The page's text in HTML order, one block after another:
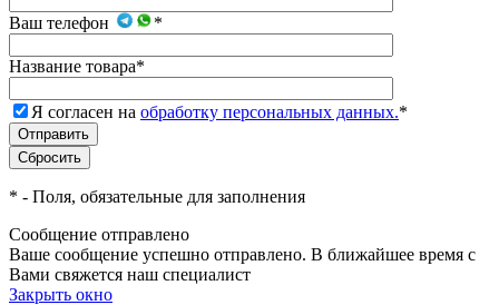
Ваш телефон *
Название товара*
Я согласен на обработку персональных данных.*
* - Поля, обязательные для заполнения
Сообщение отправлено
Ваше сообщение успешно отправлено. В ближайшее время с
Вами свяжется наш специалист
Закрыть окно